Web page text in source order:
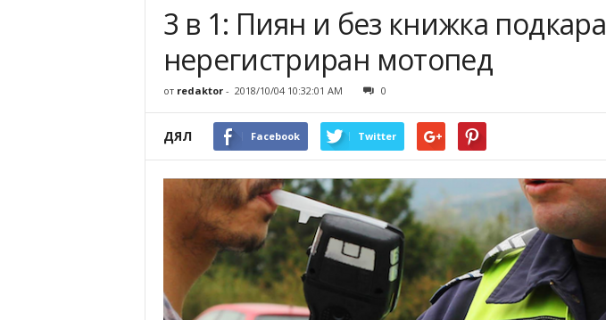
3 в 1: Пиян и без книжка подкара
нерегистриран мотопед
от redaktor- 2018/10/04 10:32:01 AM 0
ДЯЛ Facebook Twitter